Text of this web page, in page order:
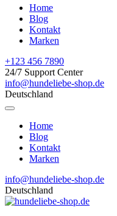
Home
Blog
Kontakt
Marken
+123 456 7890
24/7 Support Center
info@hundeliebe-shop.de
Deutschland
Home
Blog
Kontakt
Marken
info@hundeliebe-shop.de
Deutschland